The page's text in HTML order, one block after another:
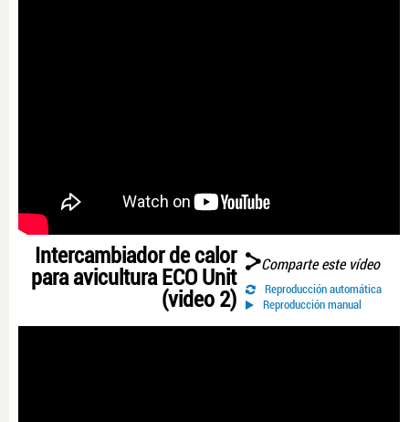
Comparte este vídeo
Reproducción automática
Reproducción manual
Intercambiador de calor
para avicultura ECO Unit
(video 2)